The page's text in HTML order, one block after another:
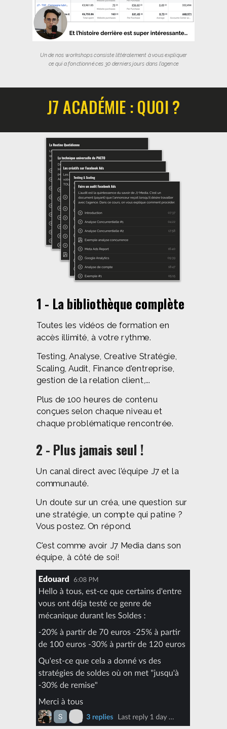
1 - La bibliothèque complète
Toutes les vidéos de formation en
accès illimité, à votre rythme.
Testing, Analyse, Creative Stratégie,
Scaling, Audit, Finance d'entreprise,
gestion de la relation client,...
Plus de 100 heures de contenu
conçues selon chaque niveau et
chaque problématique rencontrée.
Un de nos workshops consiste littéralement à vous expliquer
ce qui a fonctionné ces 30 derniers jours dans l’agence
J7 ACADÉMIE : QUOI ?
2 - Plus jamais seul !
Un canal direct avec l'équipe J7 et la
communauté.
Un doute sur un créa, une question sur
une stratégie, un compte qui patine ?
Vous postez. On répond.
C'est comme avoir J7 Media dans son
équipe, à côté de soi!